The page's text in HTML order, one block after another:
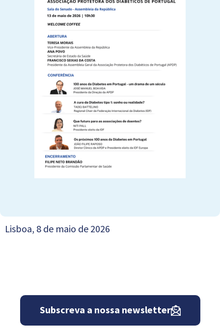
Lisboa, 8 de maio de 2026
Subscreva a nossa newsletter